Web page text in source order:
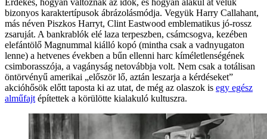
bizonyos karaktertípusok ábrázolásmódja. Vegyük Harry Callahant,
más néven Piszkos Harryt, Clint Eastwood emblematikus jó-rossz
zsaruját. A bankrablók elé laza terpeszben, csámcsogva, kezében
elefántölő Magnummal kiálló kopó (mintha csak a vadnyugaton
lenne) a hetvenes években a bűn ellenni harc kíméletlenségének
csimborasszója, a vagányság netovábbja volt. Nem csak a totálisan
öntörvényű amerikai „először lő, aztán leszarja a kérdéseket”
akcióhősök előtt taposta ki az utat, de még az olaszok is egy egész
alműfajt építettek a körülötte kialakuló kultuszra.